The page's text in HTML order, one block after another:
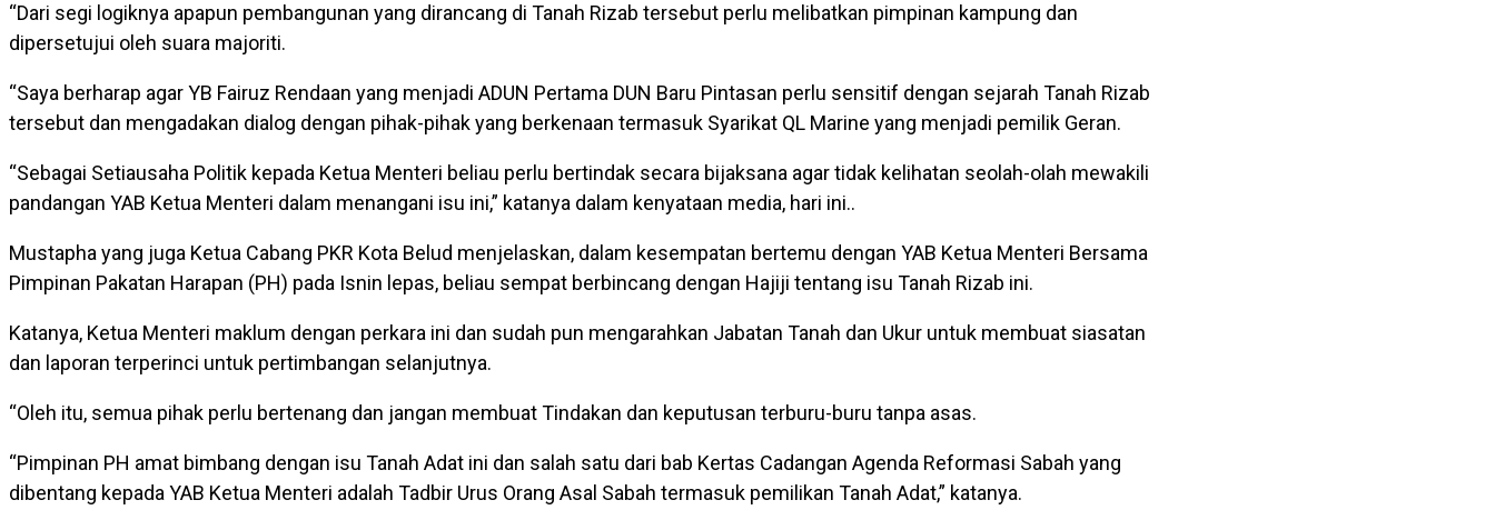
“Dari segi logiknya apapun pembangunan yang dirancang di Tanah Rizab tersebut perlu melibatkan pimpinan kampung dan
dipersetujui oleh suara majoriti.
“Saya berharap agar YB Fairuz Rendaan yang menjadi ADUN Pertama DUN Baru Pintasan perlu sensitif dengan sejarah Tanah Rizab
tersebut dan mengadakan dialog dengan pihak-pihak yang berkenaan termasuk Syarikat QL Marine yang menjadi pemilik Geran.
“Sebagai Setiausaha Politik kepada Ketua Menteri beliau perlu bertindak secara bijaksana agar tidak kelihatan seolah-olah mewakili
pandangan YAB Ketua Menteri dalam menangani isu ini,” katanya dalam kenyataan media, hari ini..
Mustapha yang juga Ketua Cabang PKR Kota Belud menjelaskan, dalam kesempatan bertemu dengan YAB Ketua Menteri Bersama
Pimpinan Pakatan Harapan (PH) pada Isnin lepas, beliau sempat berbincang dengan Hajiji tentang isu Tanah Rizab ini.
Katanya, Ketua Menteri maklum dengan perkara ini dan sudah pun mengarahkan Jabatan Tanah dan Ukur untuk membuat siasatan
dan laporan terperinci untuk pertimbangan selanjutnya.
“Oleh itu, semua pihak perlu bertenang dan jangan membuat Tindakan dan keputusan terburu-buru tanpa asas.
“Pimpinan PH amat bimbang dengan isu Tanah Adat ini dan salah satu dari bab Kertas Cadangan Agenda Reformasi Sabah yang
dibentang kepada YAB Ketua Menteri adalah Tadbir Urus Orang Asal Sabah termasuk pemilikan Tanah Adat,” katanya.